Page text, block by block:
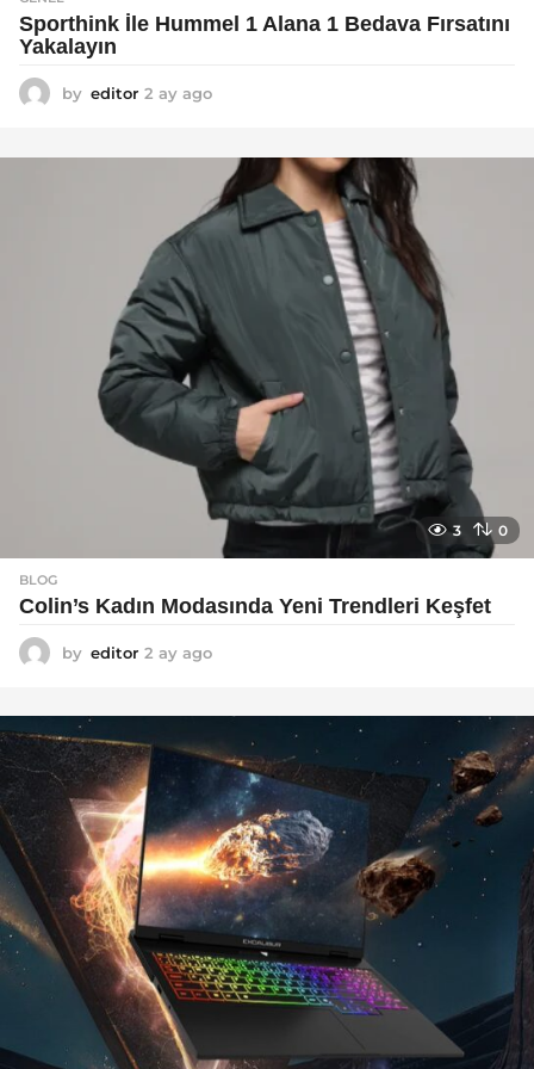
Sporthink İle Hummel 1 Alana 1 Bedava Fırsatını
Yakalayın
by editor 2 ay ago
a
g
o
3 0
BLOG
Colin’s Kadın Modasında Yeni Trendleri Keşfet
by editor 2 ay ago
a
o